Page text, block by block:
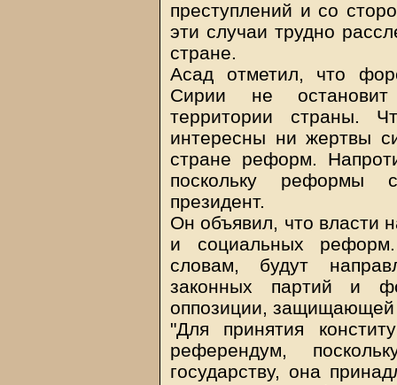
преступлений и со
эти случаи трудно
стране.
Асад отметил, что
Сирии не
территории страны.
интересны ни жертвы
стране реформ.
поскольку реформы
президент.
Он объявил, что власти
и социальных
словам, будут
законных партий и
оппозиции, защищающей
"Для принятия
референдум,
государству, она